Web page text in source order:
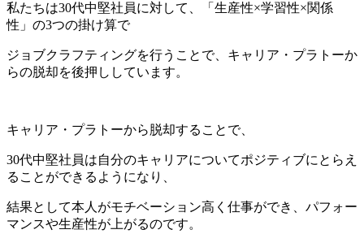
私たちは30代中堅社員に対して、「生産性×学習性×関係
性」の3つの掛け算で
ジョブクラフティングを行うことで、キャリア・プラトーか
らの脱却を後押ししています。
キャリア・プラトーから脱却することで、
30代中堅社員は自分のキャリアについてポジティブにとらえ
ることができるようになり、
結果として本人がモチベーション高く仕事ができ、パフォー
マンスや生産性が上がるのです。